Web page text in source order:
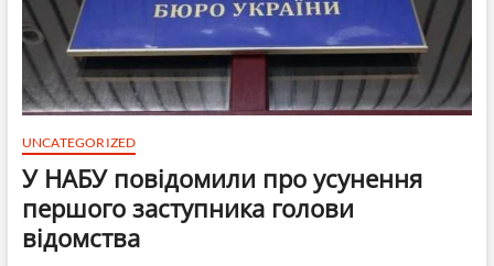
UNCATEGORIZED
У НАБУ повідомили про усунення
першого заступника голови
відомства